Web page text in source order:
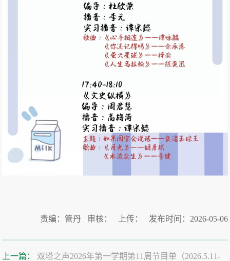
责编：管丹 审核： 上传： 发布时间：2026-05-06
上一篇：
双塔之声2026年第一学期第11周节目单（2026.5.11-